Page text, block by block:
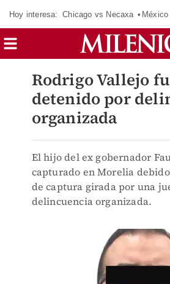
Hoy interesa: Chicago vs Necaxa
Rodrigo Vallejo
detenido por
organizada
El hijo del ex gobernador
capturado en Morelia
de captura girada por una
delincuencia organizada.